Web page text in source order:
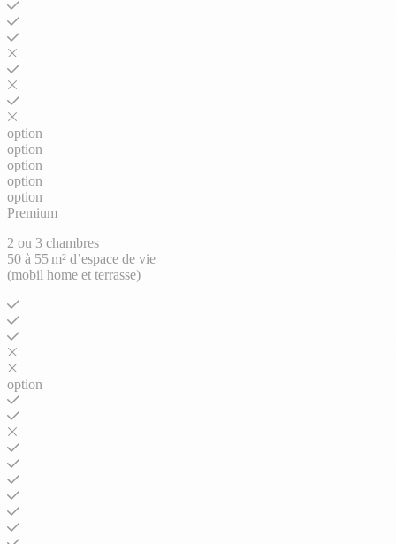
option
option
option
option
option
Premium
2 ou 3 chambres
50 à 55 m² d’espace de vie
(mobil home et terrasse)
option